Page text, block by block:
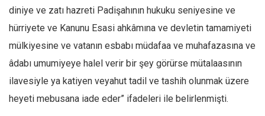
Bağdagül Öz
Esra Elönü
» Yazar arşivi
Bu Sayı
diniye ve zatı hazreti Padişahının hukuku seniyesine ve
hürriyete ve Kanunu Esasi ahkâmına ve devletin tamamiyeti
mülkiyesine ve vatanın esbabı müdafaa ve muhafazasına ve
âdabı umumiyeye halel verir bir şey görürse mütalaasının
ilavesiyle ya katiyen veyahut tadil ve tashih olunmak üzere
heyeti mebusana iade eder” ifadeleri ile belirlenmişti.